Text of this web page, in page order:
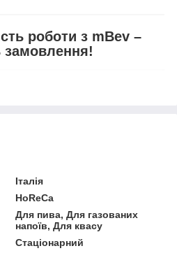
роботи з mBev –
замовлення!
Італія
HoReCa
Для пива, Для газованих
напоїв, Для квасу
Стаціонарний